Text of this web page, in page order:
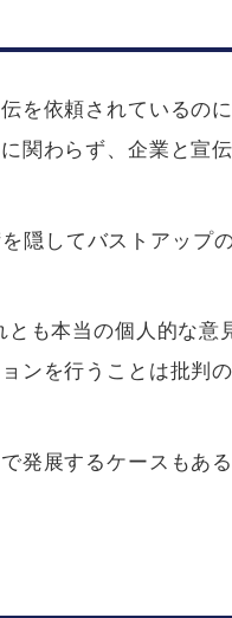
を依頼されているの
関わらず、企業と宣
隠してバストアップ
も本当の個人的な
を行うことは批判の
発展するケースもあ